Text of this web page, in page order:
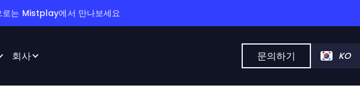
는 Mistplay에서 만나보세요
회사 KO
문의하기